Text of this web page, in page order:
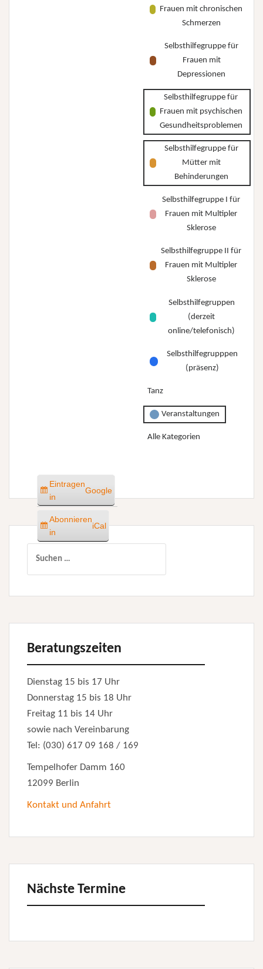
Frauen mit chronischen
Schmerzen
Selbsthilfegruppe für
Frauen mit
Depressionen
Selbsthilfegruppe für
Frauen mit psychischen
Gesundheitsproblemen
Selbsthilfegruppe für
Mütter mit
Behinderungen
Selbsthilfegruppe I für
Frauen mit Multipler
Sklerose
Selbsthilfegruppe II für
Frauen mit Multipler
Sklerose
Selbsthilfegruppen
(derzeit
online/telefonisch)
Selbsthilfegrupppen
(präsenz)
Tanz
Veranstaltungen
Alle Kategorien
Eintragen
in
Google
Abonnieren
in
iCal
Beratungszeiten
Dienstag 15 bis 17 Uhr
Donnerstag 15 bis 18 Uhr
Freitag 11 bis 14 Uhr
sowie nach Vereinbarung
Tel: (030) 617 09 168 / 169
Tempelhofer Damm 160
12099 Berlin
Kontakt und Anfahrt
Nächste Termine